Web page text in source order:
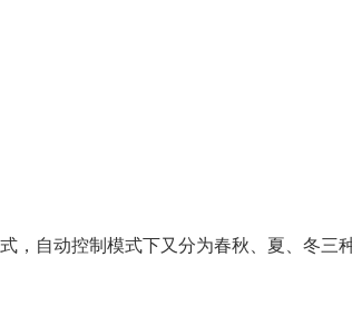
，自动控制模式下又分为春秋、夏、冬